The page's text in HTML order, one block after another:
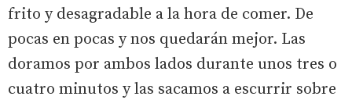
frito y desagradable a la hora de comer. De
pocas en pocas y nos quedarán mejor. Las
doramos por ambos lados durante unos tres o
cuatro minutos y las sacamos a escurrir sobre